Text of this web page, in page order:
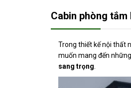
Cabin phòng
Trong thiết kế nội thất
muốn mang đến
sang trọng